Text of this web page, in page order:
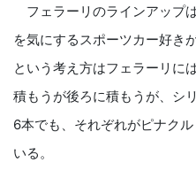
フェラーリのラインアップ
を気にするスポーツカー好き
という考え方はフェラーリに
積もうが後ろに積もうが、シ
6本でも、それぞれがピナク
いる。